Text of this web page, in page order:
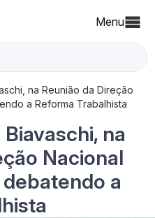
Menu
na Reunião da Direção
a Reforma Trabalhista
na
Nacional
a